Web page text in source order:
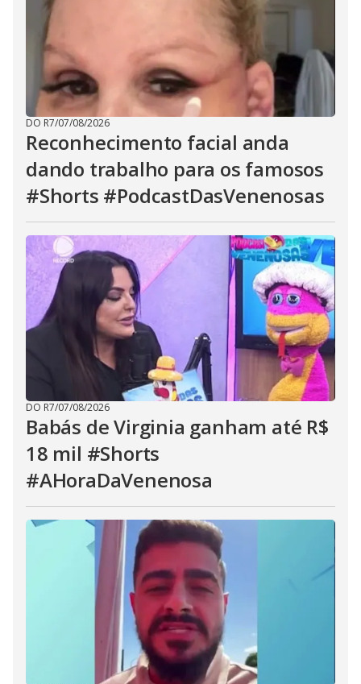
DO R7/07/08/2026
Reconhecimento facial anda
dando trabalho para os famosos
#Shorts #PodcastDasVenenosas
DO R7/07/08/2026
Babás de Virginia ganham até R$
18 mil #Shorts
#AHoraDaVenenosa